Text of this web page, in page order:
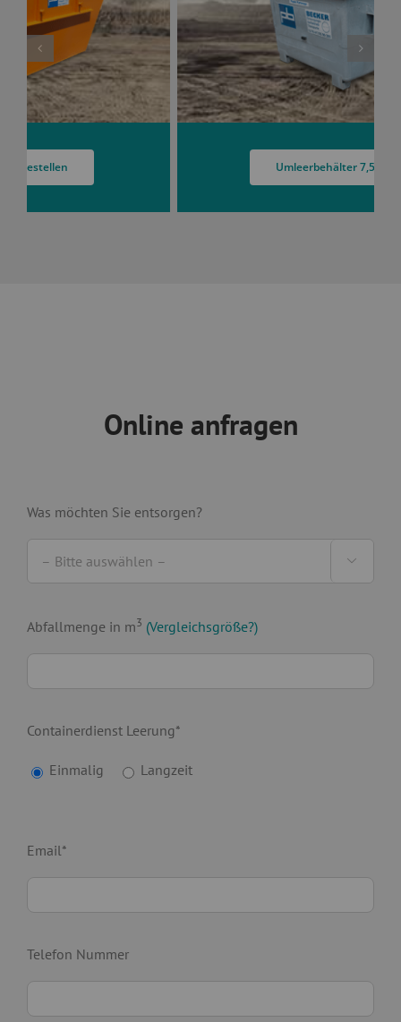
Online anfragen
Was möchten Sie entsorgen?

Abfallmenge in m3 (Vergleichsgröße?)
Containerdienst Leerung*
Einmalig Langzeit
Email*
Telefon Nummer